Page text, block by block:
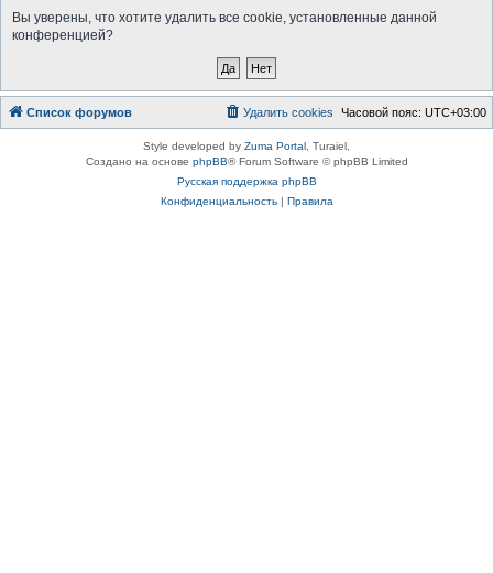
Вы уверены, что хотите удалить все cookie, установленные данной
конференцией?
Список форумов Часовой пояс: UTC+03:00
Удалить cookies
Style developed by Zuma Portal , Turaiel,
Создано на основе phpBB® Forum Software © phpBB Limited
Русская поддержка phpBB
Конфиденциальность| Правила